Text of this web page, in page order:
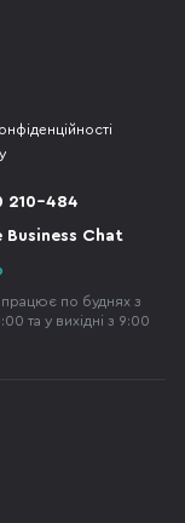
210-484
Business Chat
працює по буднях з
та у вихідні з 9:00